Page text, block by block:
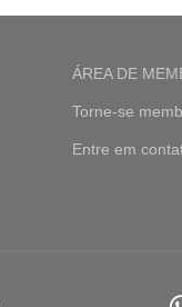
ÁREA DE
Torne-se
Entre em